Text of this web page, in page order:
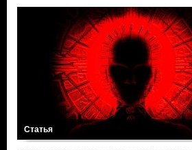
Статья